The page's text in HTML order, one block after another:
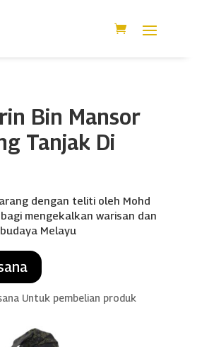
Bin Mansor
Tanjak Di
dengan teliti oleh Mohd
mengekalkan warisan dan
Melayu
Untuk pembelian produk